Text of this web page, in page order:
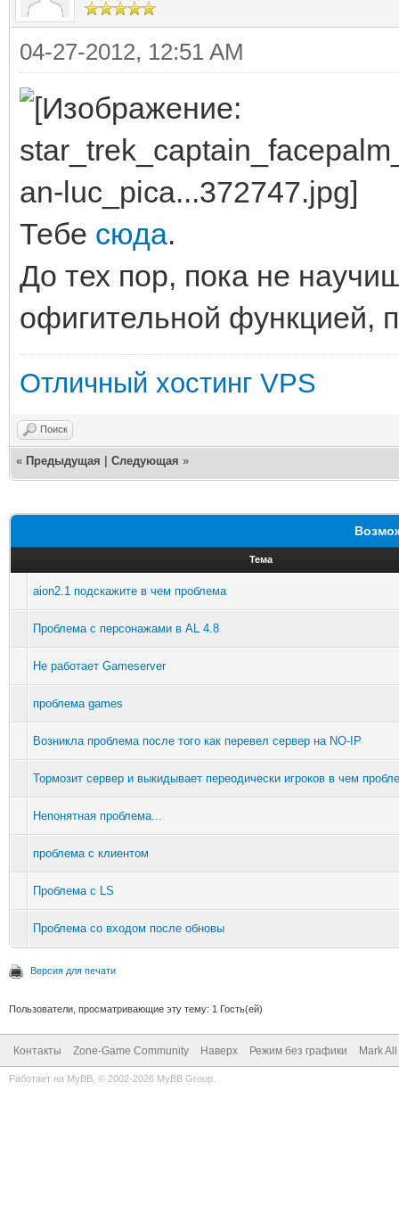
04-27-2012, 12:51 AM
Тебе сюда.
До тех пор, пока не
офигительной функцией,
Отличный хостинг VPS
Поиск
« Предыдущая Следующая »
Тема
aion2.1 подскажите в чем проблема
Проблема с персонажами в AL 4.8
Не работает Gameserver
проблема games
Возникла проблема после того как перевел сервер на NO-IP
Тормозит сервер и выкидывает переодически игроков в чем
Непонятная проблема...
проблема с клиентом
Проблема с LS
Проблема со входом после обновы
Версия для печати
Пользователи, просматривающие эту тему: 1 Гость(ей)
Контакты Zone-Game Community Наверх Режим без графики Mark
Работает на MyBB , © 2002-2026 MyBB Group